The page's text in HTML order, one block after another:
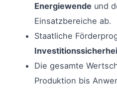
Energiewende und
Einsatzbereiche ab.
Staatliche
Die gesamte
Produktion bis